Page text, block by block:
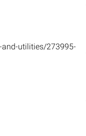
utilities/273995-